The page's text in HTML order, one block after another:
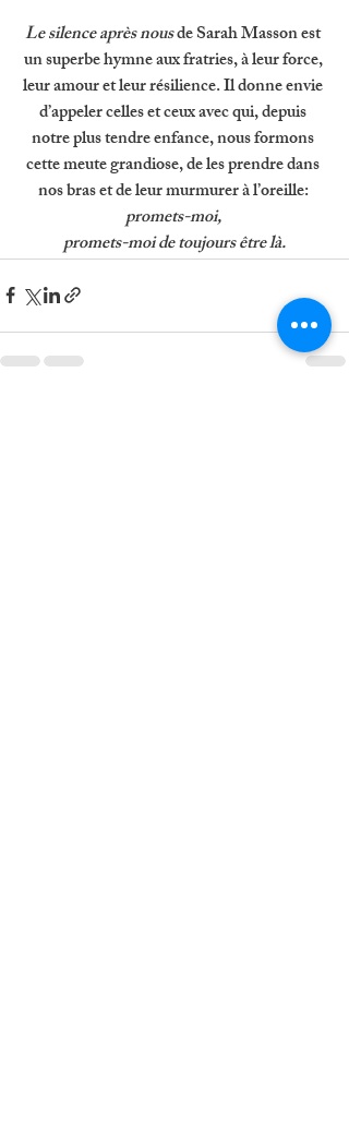
Le silence après nous de Sarah Masson est
un superbe hymne aux fratries, à leur force,
leur amour et leur résilience. Il donne envie
d’appeler celles et ceux avec qui, depuis
notre plus tendre enfance, nous formons
cette meute grandiose, de les prendre dans
nos bras et de leur murmurer à l’oreille:
promets-moi,
promets-moi de toujours être là.